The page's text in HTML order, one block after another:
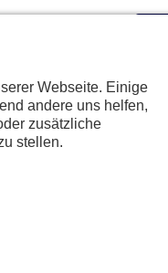
Webseite. Einige
andere uns helfen,
zusätzliche
stellen.